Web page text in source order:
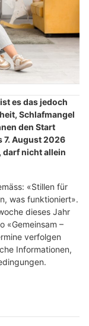
es das jedoch
Schlafmangel
den Start
7. August 2026
darf nicht allein
«Stillen für
was funktioniert».
dieses Jahr
«Gemeinsam –
verfolgen
Informationen,